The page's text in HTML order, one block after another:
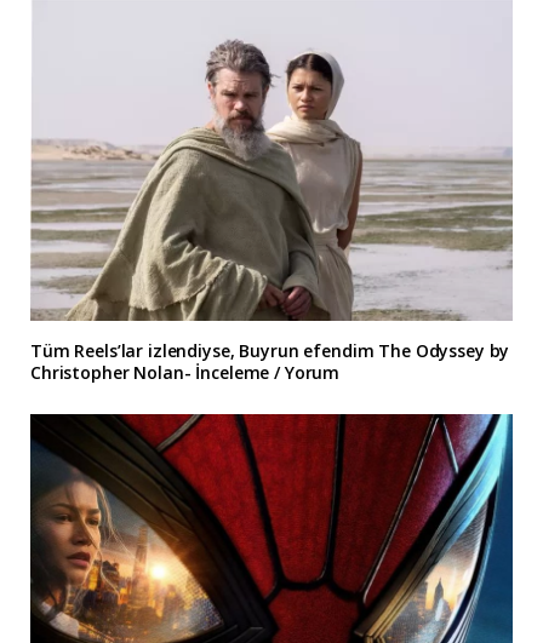
Tüm Reels’lar izlendiyse, Buyrun efendim The Odyssey by
Christopher Nolan- İnceleme / Yorum